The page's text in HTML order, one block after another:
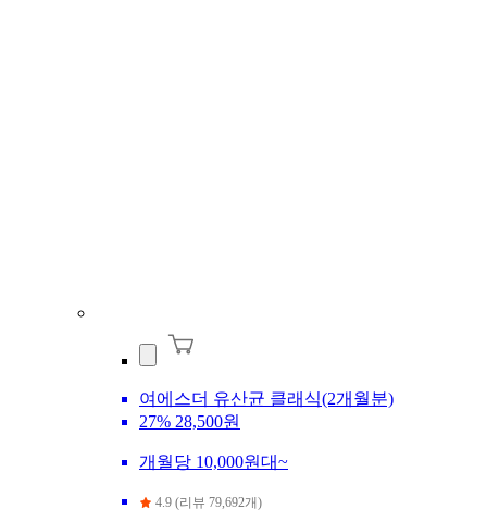
여에스더 유산균 클래식(2개월분)
27% 28,500원
개월당 10,000원대~
4.9 (리뷰 79,692개)